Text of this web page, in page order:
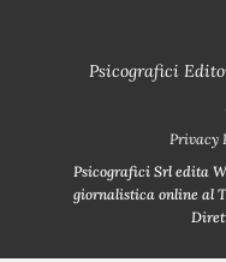
Psicografici
Privacy
Psicografici Srl edita
giornalistica online al